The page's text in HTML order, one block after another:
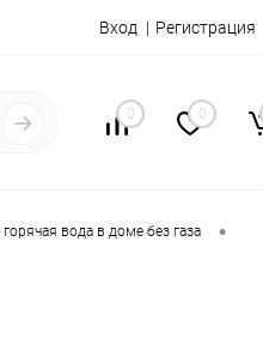
Вход Регистрация
0 0
вода в доме без газа •